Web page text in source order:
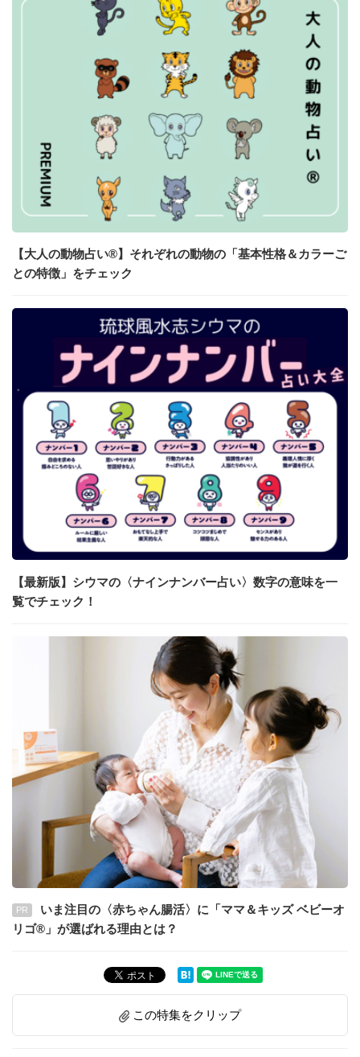
【大人の動物占い®】それぞれの動物の「基本性格＆カラーご
との特徴」をチェック
【最新版】シウマの〈ナインナンバー占い〉数字の意味を一
覧でチェック！
PR
いま注目の〈赤ちゃん腸活〉に「ママ＆キッズ ベビーオ
リゴ®」が選ばれる理由とは？
この特集をクリップ